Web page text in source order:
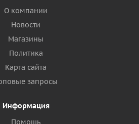
О компании
Новости
Магазины
Политика
Карта сайта
запросы
Информация
Помощь